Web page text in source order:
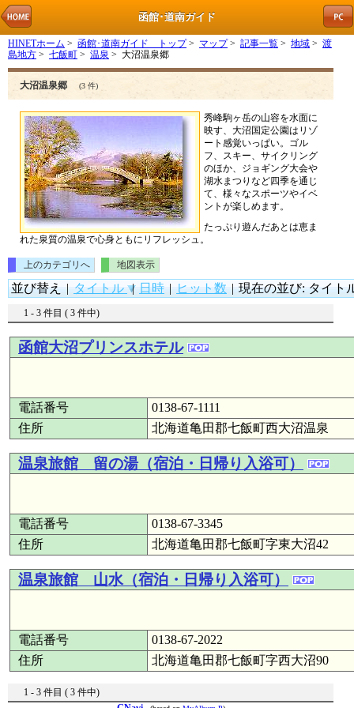
函館･道南ガイド
HINETホーム > 函館･道南ガイド トップ> マップ> 記事一覧 > 地域 > 渡
島地方 > 七飯町 > 温泉 > 大沼温泉郷
大沼温泉郷 (3 件)
秀峰駒ヶ岳の山容を水面に
映す、大沼国定公園はリゾ
ート感覚いっぱい。ゴル
フ、スキー、サイクリング
のほか、ジョギング大会や
湖水まつりなど四季を通じ
て、様々なスポーツやイベ
ントが楽しめます。
たっぷり遊んだあとは恵ま
れた泉質の温泉で心身ともにリフレッシュ。
上のカテゴリへ 地図表示
並び替え | タイトル | 日時 | ヒット数 | 現在の並び: タイト
1 - 3 件目 ( 3 件中)
函館大沼プリンスホテル
電話番号
0138-67-1111
住所
北海道亀田郡七飯町西大沼温泉
温泉旅館 留の湯（宿泊・日帰り入浴可）
電話番号
0138-67-3345
住所
北海道亀田郡七飯町字東大沼42
温泉旅館 山水（宿泊・日帰り入浴可）
電話番号
0138-67-2022
住所
北海道亀田郡七飯町字西大沼90
1 - 3 件目 ( 3 件中)